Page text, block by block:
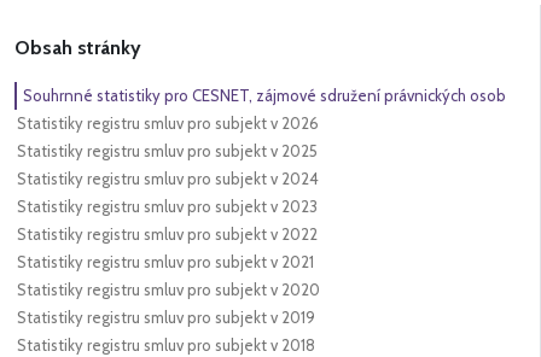
Obsah stránky
Souhrnné statistiky pro CESNET, zájmové sdružení právnických osob
Statistiky registru smluv pro subjekt v 2026
Statistiky registru smluv pro subjekt v 2025
Statistiky registru smluv pro subjekt v 2024
Statistiky registru smluv pro subjekt v 2023
Statistiky registru smluv pro subjekt v 2022
Statistiky registru smluv pro subjekt v 2021
Statistiky registru smluv pro subjekt v 2020
Statistiky registru smluv pro subjekt v 2019
Statistiky registru smluv pro subjekt v 2018